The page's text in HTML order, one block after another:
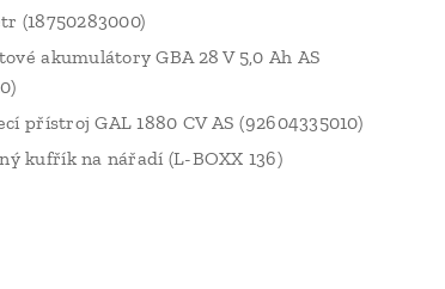
(18750283000)
akumulátory GBA 28 V 5,0 Ah AS
přístroj GAL 1880 CV AS (92604335010)
kufřík na nářadí (L-BOXX 136)